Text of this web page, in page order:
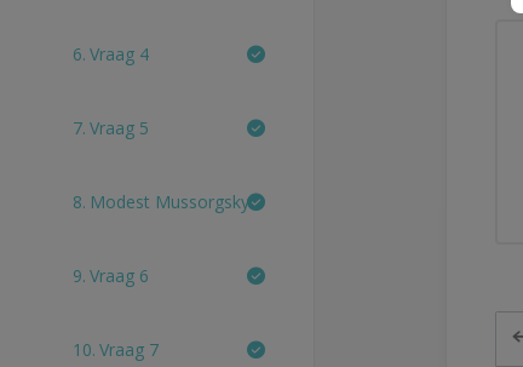
6. Vraag 4
7. Vraag 5
8. Modest Mussorgsky
9. Vraag 6
10. Vraag 7